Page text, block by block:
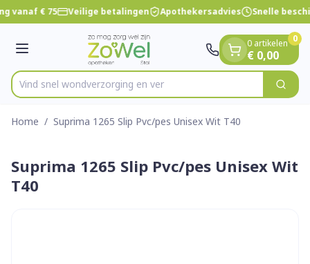
Ga naar de inhoud
1 van 1
vanaf € 75 Veilige betalingen Apothekersadvies Snelle
Menu
Product, merk, categorie...
Vind snel wondverzorging Zoek
0 artikelen
€ 0,00
0
Home / Suprima 1265 Slip Pvc/pes Unisex Wit T40
Suprima 1265 Slip Pvc/pes Unisex Wit
T40